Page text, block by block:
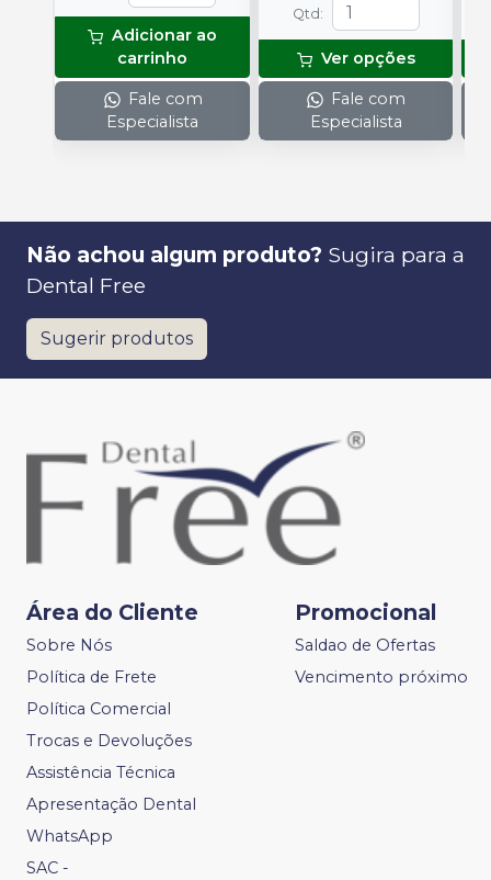
Adicionar ao
carrinho
Fale com
Especialista
Qtd :
Ver opções
Fale com
Especialista
Não achou algum produto? Sugira para a
Dental Free
Sugerir produtos
Área do Cliente
Sobre Nós
Política de Frete
Política Comercial
Trocas e Devoluções
Assistência Técnica
Apresentação Dental
WhatsApp
SAC -
Promocional
Saldao de Ofertas
Vencimento próximo